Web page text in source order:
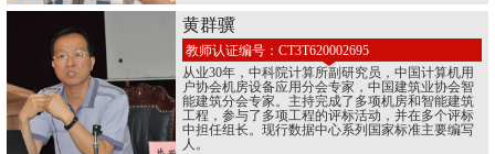
黄群骥
教师认证编号：CT3T620002695
从业30年，中科院计算所副研究员，中国计算机用
户协会机房设备应用分会专家，中国建筑业协会智
能建筑分会专家。主持完成了多项机房和智能建筑
工程，参与了多项工程的评标活动，并在多个评标
中担任组长。现行数据中心系列国家标准主要编写
人。